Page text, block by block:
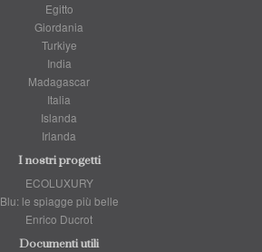
Egitto
Giordania
Turkiye
India
Madagascar
Italia
Islanda
Irlanda
I nostri progetti
ECOLUXURY
Blu: le spiagge più belle
Enrico Ducrot
Documenti utili